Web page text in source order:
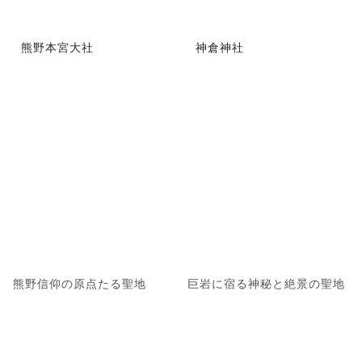
熊野本宮大社
熊野信仰の原点たる聖地
神倉神社
巨岩に宿る神秘と絶景の聖地